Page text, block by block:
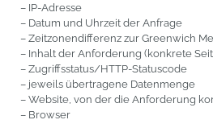
– IP-Adresse
– Datum und Uhrzeit der Anfrage
– Zeitzonendifferenz zur Greenwich
– Inhalt der Anforderung (konkrete
– Zugriffsstatus/HTTP-Statuscode
– jeweils übertragene Datenmenge
– Website, von der die Anforderung
– Browser